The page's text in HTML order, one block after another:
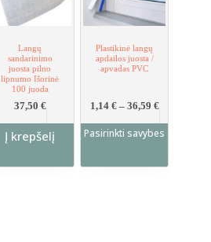
Langų
sandarinimo
juosta pilno
lipnumo Išorinė
100 juoda
37,50 €
Į krepšelį
Plastikinė langų
apdailos juosta /
apvadas PVC
1,14 € – 36,59 €Price
1,14 €
Pasirinkti savybes
This
has